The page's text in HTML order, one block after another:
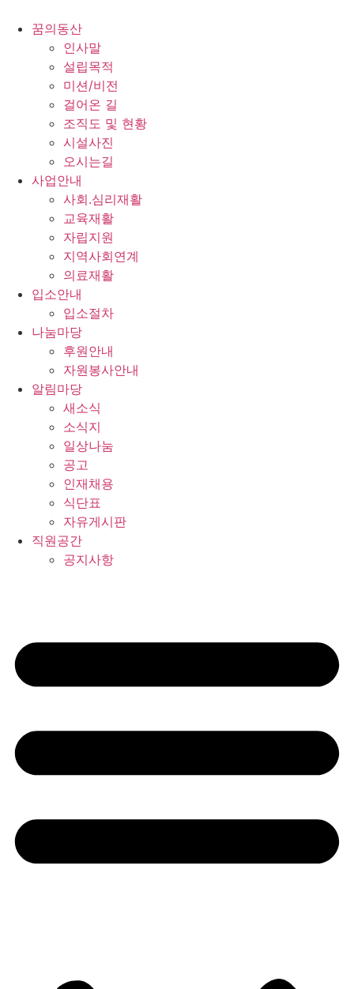
꿈의동산
인사말
설립목적
미션/비전
걸어온 길
조직도 및 현황
시설사진
오시는길
사업안내
사회.심리재활
교육재활
자립지원
지역사회연계
의료재활
입소안내
입소절차
나눔마당
후원안내
자원봉사안내
알림마당
새소식
소식지
일상나눔
공고
인재채용
식단표
자유게시판
직원공간
공지사항